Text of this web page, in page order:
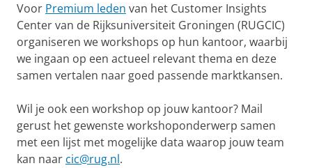
Voor Premium leden van het Customer Insights
Center van de Rijksuniversiteit Groningen (RUGCIC)
organiseren we workshops op hun kantoor, waarbij
we ingaan op een actueel relevant thema en deze
samen vertalen naar goed passende marktkansen.
Wil je ook een workshop op jouw kantoor? Mail
gerust het gewenste workshoponderwerp samen
met een lijst met mogelijke data waarop jouw team
kan naar cic@rug.nl.